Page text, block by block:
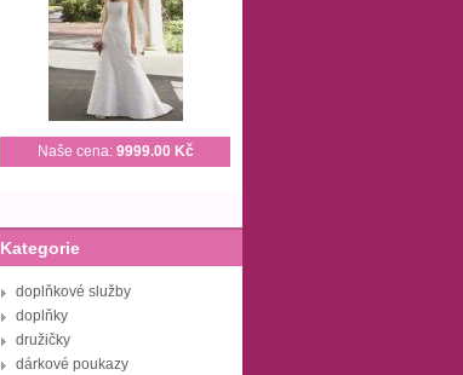
Naše cena: 9999.00 Kč
Kategorie
doplňkové služby
doplňky
družičky
dárkové poukazy